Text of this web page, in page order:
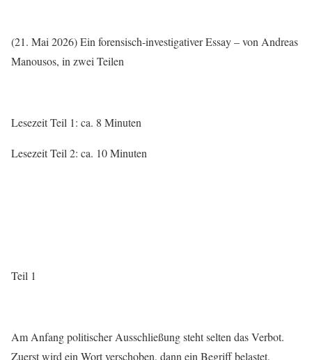
(21. Mai 2026) Ein forensisch-investigativer Essay – von Andreas
Manousos, in zwei Teilen
Lesezeit Teil 1: ca. 8 Minuten
Lesezeit Teil 2: ca. 10 Minuten
Teil 1
Am Anfang politischer Ausschließung steht selten das Verbot.
Zuerst wird ein Wort verschoben, dann ein Begriff belastet,